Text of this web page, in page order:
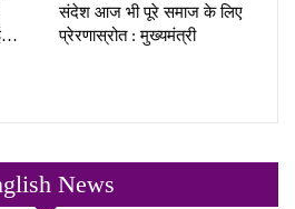
संदेश आज भी पूरे समाज के लिए
प्रेरणास्रोत : मुख्यमंत्री
News